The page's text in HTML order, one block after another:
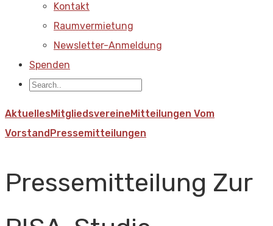
Kontakt
Raumvermietung
Newsletter-Anmeldung
Spenden
AktuellesMitgliedsvereineMitteilungen Vom
VorstandPressemitteilungen
Pressemitteilung Zur